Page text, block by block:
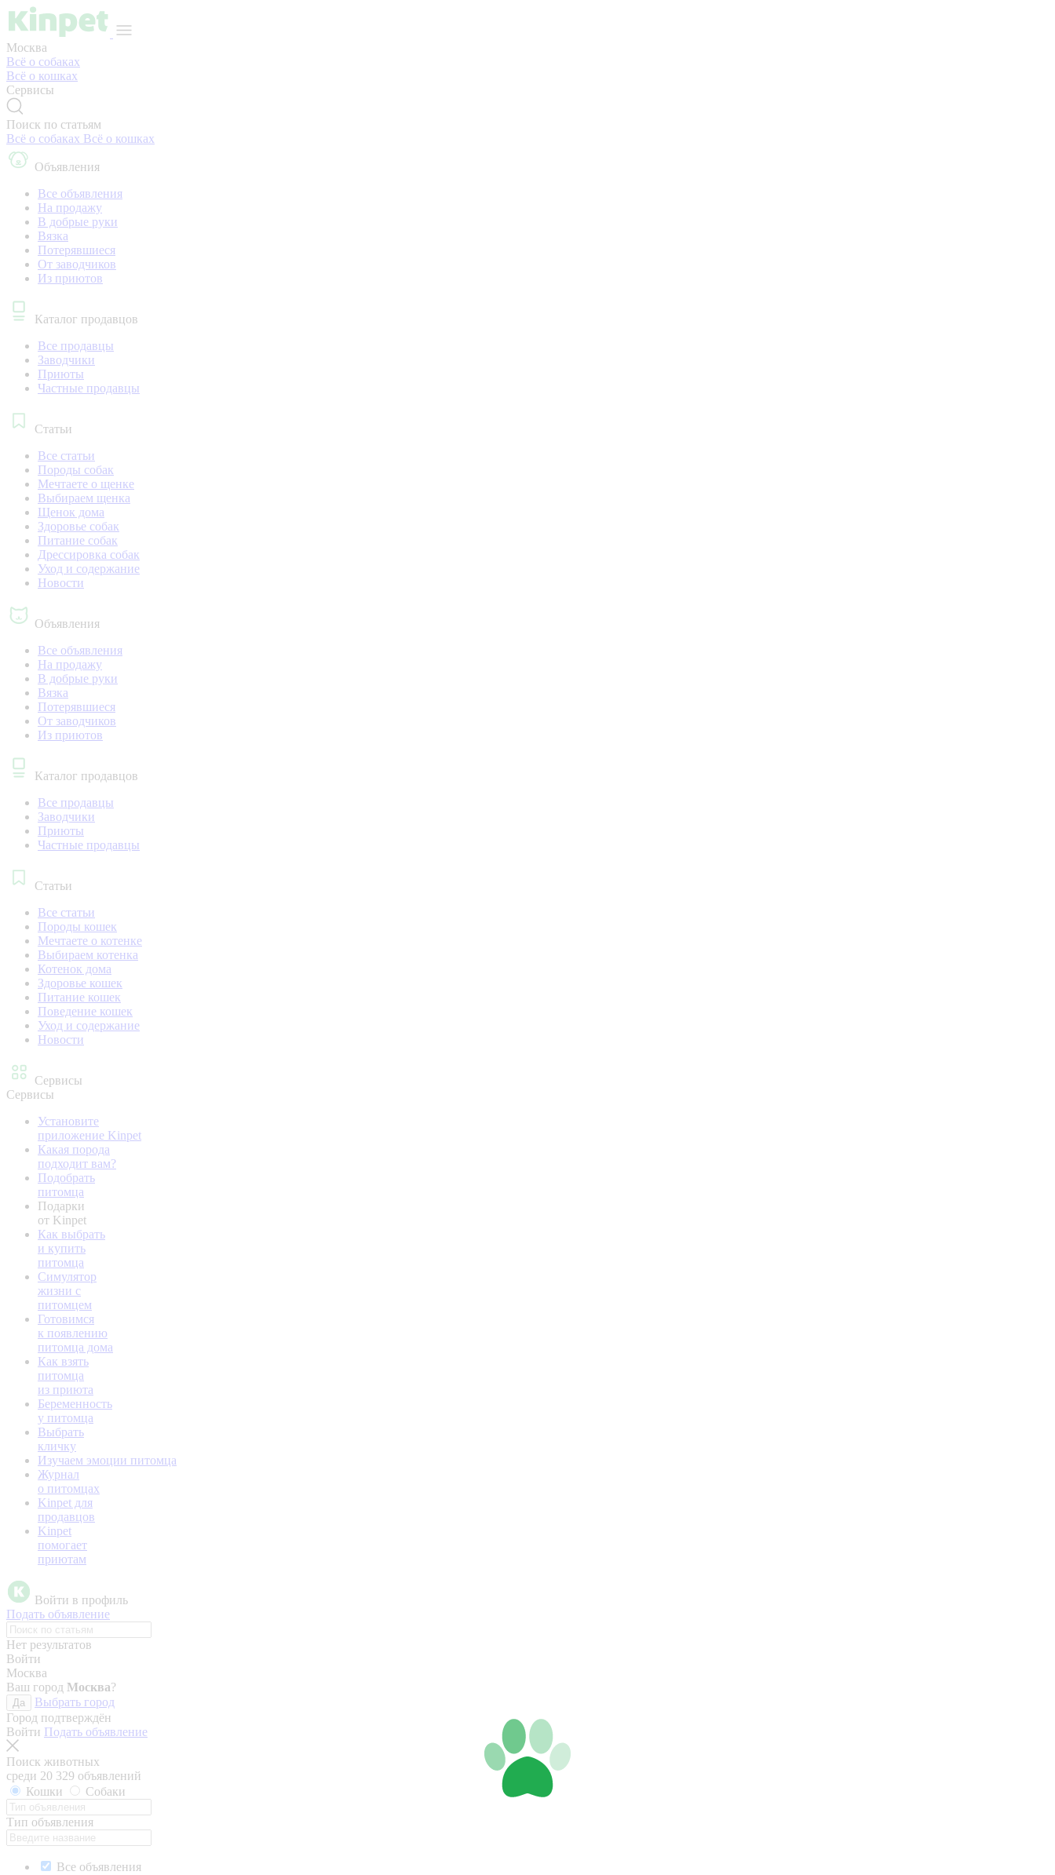
Москва
Всё о собаках
Всё о кошках
Сервисы
Поиск по статьям
Всё о собаках Всё о кошках
Объявления
Все объявления
На продажу
В добрые руки
Вязка
Потерявшиеся
От заводчиков
Из приютов
Каталог продавцов
Все продавцы
Заводчики
Приюты
Частные продавцы
Статьи
Все статьи
Породы собак
Мечтаете о щенке
Выбираем щенка
Щенок дома
Здоровье собак
Питание собак
Дрессировка собак
Уход и содержание
Новости
Объявления
Все объявления
На продажу
В добрые руки
Вязка
Потерявшиеся
От заводчиков
Из приютов
Каталог продавцов
Все продавцы
Заводчики
Приюты
Частные продавцы
Статьи
Все статьи
Породы кошек
Мечтаете о котенке
Выбираем котенка
Котенок дома
Здоровье кошек
Питание кошек
Поведение кошек
Уход и содержание
Новости
Сервисы
Сервисы
Установите
приложение Kinpet
Какая порода
подходит вам?
Подобрать
питомца
Подарки
от Kinpet
Как выбрать
и купить
питомца
Симулятор
жизни с
питомцем
Готовимся
к появлению
питомца дома
Как взять
питомца
из приюта
Беременность
у питомца
Выбрать
кличку
Изучаем эмоции питомца
Журнал
о питомцах
Kinpet для
продавцов
Kinpet
помогает
приютам
Войти в профиль
Подать объявление
Нет результатов
Войти
Москва
Ваш город Москва?
Да
Выбрать город
Город подтверждён
Войти Подать объявление
Поиск животных
среди 20 329 объявлений
Кошки
Собаки
Тип объявления
Все объявления